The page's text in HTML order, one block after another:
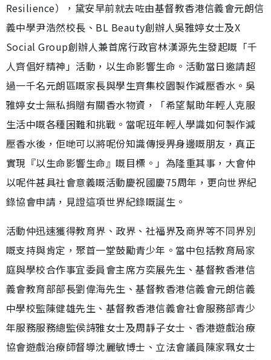
Resilience），黛安早前就去咗由基督教香港信義會元朗信
義中學尹浩然校長、BL Beauty創辦人吳雅婷女士及X
Social Group創辦人兼首席行政官林漢源先生發起嘅「千
人齊倡好精神」活動，以生命影響生命。活動當日邀請超
過一千名元朗區嘅家長與學生齊集校園製作減壓香水。吳
雅婷女士無私捐贈有關香水物資，「希望幫助年輕人克服
生活中嘅各種困難和挑戰。當呢班年輕人學識如何製作減
壓香水後，佢哋可以將呢份知識傳授畀身邊嘅朋友，真正
實現『以生命影響生命』嘅目標。」為隆重其事，大會仲
以呢件甚具社會意義嘅活動慶祝國慶75周年，更向世界紀
錄協會申請，見證這項世界紀錄嘅誕生。
活動仲迅速獲得教育界、政界、社福界及商界等不同界別
嘅支持與肯定，聚首一堂鼓勵青少年。當中包括教育局家
庭與學校合作事宜委員會主席方奕展先生、基督教香港信
義會教育部部長劉偉海先生、基督教香港信義會元朗信義
中學校監陳健雄先生、基督教香港信義會社會服務部青少
年服務服務總監侯詩雅女士及周靜子女士、香港遊戲治療
協會遊戲治療師督導沈麗敏博士、立法會議員陳家珮女士